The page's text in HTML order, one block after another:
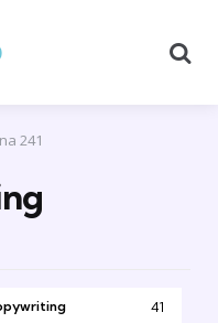
241
41